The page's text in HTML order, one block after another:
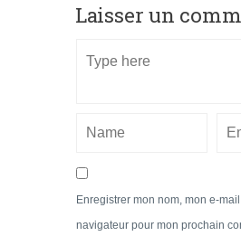
Laisser un
Enregistrer mon nom, mon e-
navigateur pour mon prochain